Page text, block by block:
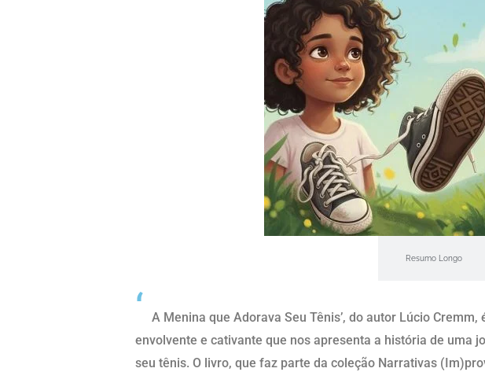
Resumo Longo
‘ A Menina que Adorava Seu Tênis’, do autor Lúcio Cremm,
envolvente e cativante que nos apresenta a história de uma
seu tênis. O livro, que faz parte da coleção Narrativas